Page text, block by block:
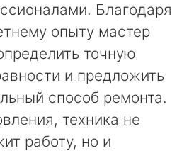
Благодаря
опыту мастер
точную
и предложить
способ ремонта.
техника не
работу, но и